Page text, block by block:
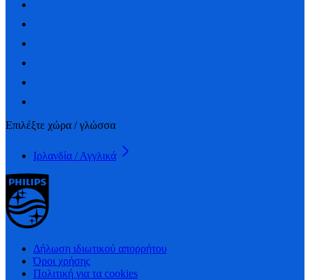
Επιλέξτε χώρα / γλώσσα
Ιρλανδία / Αγγλικά
Δήλωση ιδιωτικού απορρήτου
Όροι χρήσης
Πολιτική για τα cookies